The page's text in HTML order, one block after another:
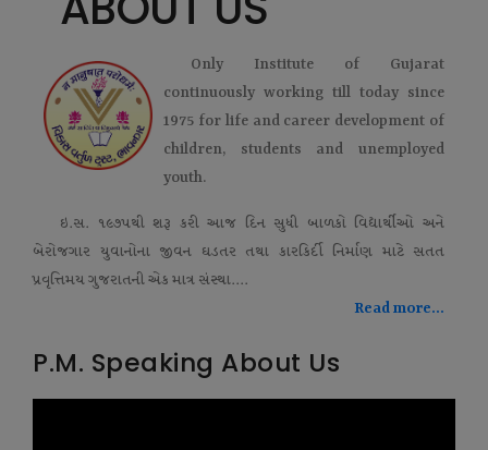
Only Institute of Gujarat
continuously working till today since
1975 for life and career development of
children, students and unemployed
youth.
ઇ.સ. ૧૯૭૫થી શરૂ કરી આજ દિન સુધી બાળકો વિદ્યાર્થીઓ અને
બેરોજગાર યુવાનોના જીવન ઘડતર તથા કારકિર્દી નિર્માણ માટે સતત
પ્રવૃત્તિમય ગુજરાતની એક માત્ર સંસ્થા....
Read more...
P.M. Speaking About Us